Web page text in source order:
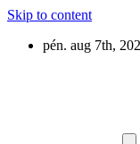
Skip to content
pén. aug 7th,